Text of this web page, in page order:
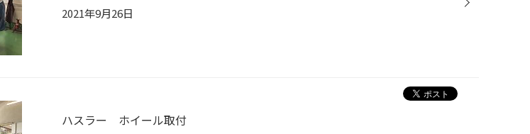
2021年9月26日
ハスラー ホイール取付